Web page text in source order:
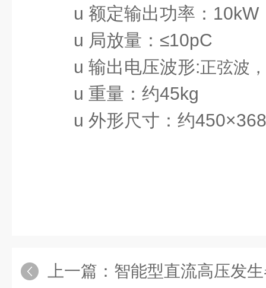
u 额定输出功率：10kW
u 局放量：≤10pC
u 输出电压波形:正弦波
u 重量：约45kg
u 外形尺寸：约45
上一篇： 智能型直流高压发